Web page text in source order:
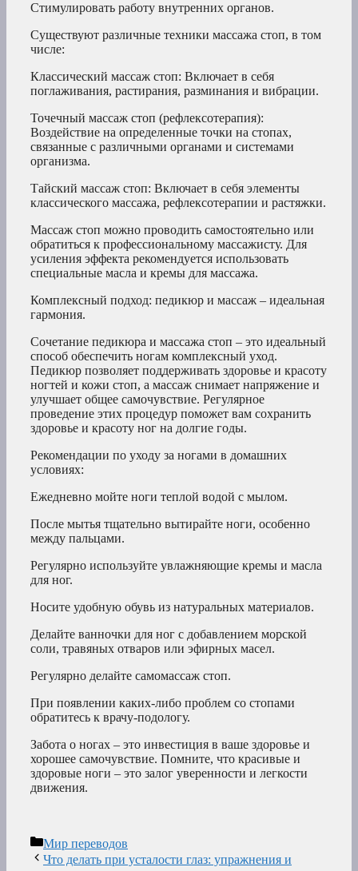
Стимулировать работу внутренних органов.
Существуют различные техники массажа стоп, в том
числе:
Классический массаж стоп: Включает в себя
поглаживания, растирания, разминания и вибрации.
Точечный массаж стоп (рефлексотерапия):
Воздействие на определенные точки на стопах,
связанные с различными органами и системами
организма.
Тайский массаж стоп: Включает в себя элементы
классического массажа, рефлексотерапии и растяжки.
Массаж стоп можно проводить самостоятельно или
обратиться к профессиональному массажисту. Для
усиления эффекта рекомендуется использовать
специальные масла и кремы для массажа.
Комплексный подход: педикюр и массаж – идеальная
гармония.
Сочетание педикюра и массажа стоп – это идеальный
способ обеспечить ногам комплексный уход.
Педикюр позволяет поддерживать здоровье и красоту
ногтей и кожи стоп, а массаж снимает напряжение и
улучшает общее самочувствие. Регулярное
проведение этих процедур поможет вам сохранить
здоровье и красоту ног на долгие годы.
Рекомендации по уходу за ногами в домашних
условиях:
Ежедневно мойте ноги теплой водой с мылом.
После мытья тщательно вытирайте ноги, особенно
между пальцами.
Регулярно используйте увлажняющие кремы и масла
для ног.
Носите удобную обувь из натуральных материалов.
Делайте ванночки для ног с добавлением морской
соли, травяных отваров или эфирных масел.
Регулярно делайте самомассаж стоп.
При появлении каких-либо проблем со стопами
обратитесь к врачу-подологу.
Забота о ногах – это инвестиция в ваше здоровье и
хорошее самочувствие. Помните, что красивые и
здоровые ноги – это залог уверенности и легкости
движения.
Рубрики
Мир переводов
Что делать при усталости глаз: упражнения и